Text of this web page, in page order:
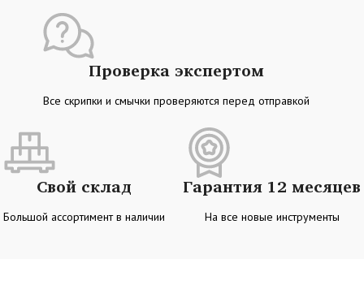
Проверка экспертом
Все скрипки и смычки проверяются перед отправкой
Свой склад
Большой ассортимент в наличии
Гарантия 12 месяцев
На все новые инструменты